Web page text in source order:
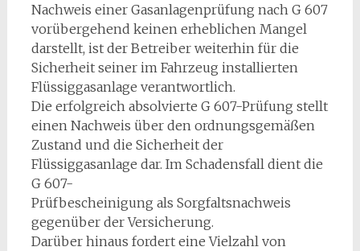
Nachweis einer Gasanlagenprüfung nach G 607
vorübergehend keinen erheblichen Mangel
darstellt, ist der Betreiber weiterhin für die
Sicherheit seiner im Fahrzeug installierten
Flüssiggasanlage verantwortlich.
Die erfolgreich absolvierte G 607-Prüfung stellt
einen Nachweis über den ordnungsgemäßen
Zustand und die Sicherheit der
Flüssiggasanlage dar. Im Schadensfall dient die
G 607-
Prüfbescheinigung als Sorgfaltsnachweis
gegenüber der Versicherung.
Darüber hinaus fordert eine Vielzahl von